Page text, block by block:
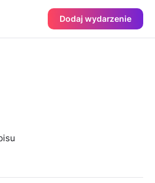
Dodaj wydarzenie